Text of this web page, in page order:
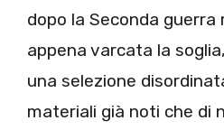
dopo la Seconda guerra
appena varcata la
una selezione
materiali già noti che di